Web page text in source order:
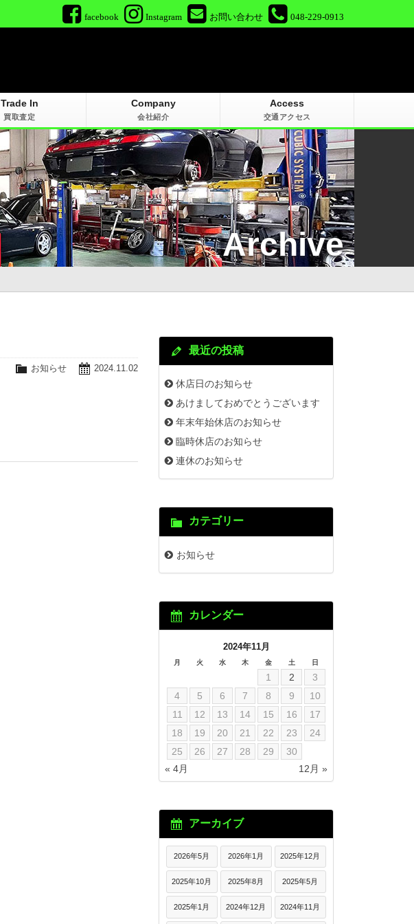
facebook Instagram お問い合わせ 048-229-0913
Trade In
買取査定
Company
会社紹介
Access
交通アクセス
Archive
2024.11.02
お知らせ
最近の投稿
休店日のお知らせ
あけましておめでとうございます
年末年始休店のお知らせ
臨時休店のお知らせ
連休のお知らせ
カテゴリー
お知らせ
カレンダー
2024年11月
月 火 水 木 金 土 日
1 2
3
4
5 6 7 8 9
10
11
12 13 14 15 16
17
18
19 20 21 22 23
24
25
26 27 28 29
30
« 4月
12月 »
アーカイブ
2026年5月 2026年1月 2025年12月
2025年10月 2025年8月 2025年5月
2025年1月 2024年12月 2024年11月